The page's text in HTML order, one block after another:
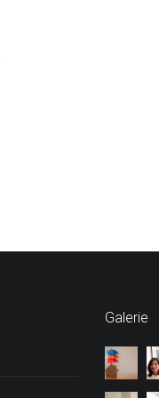
Galerie